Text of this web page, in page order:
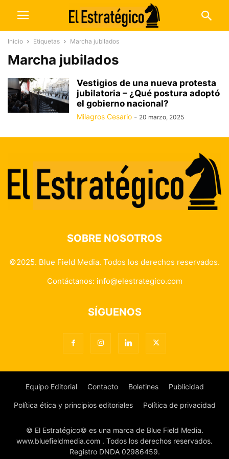
Inicio Etiquetas Marcha jubilados
Marcha jubilados
Vestigios de una nueva protesta
jubilatoria – ¿Qué postura adoptó
el gobierno nacional?
Milagros Cesario - 20 marzo, 2025
SOBRE NOSOTROS
©2025. Blue Field Media. Todos los derechos reservados.
Contáctanos: info@elestrategico.com
SÍGUENOS
Equipo Editorial Contacto Boletines Publicidad
Política ética y principios editoriales Política de privacidad
© El Estratégico© es una marca de Blue Field Media.
www.bluefieldmedia.com . Todos los derechos reservados.
Registro DNDA 02986459.